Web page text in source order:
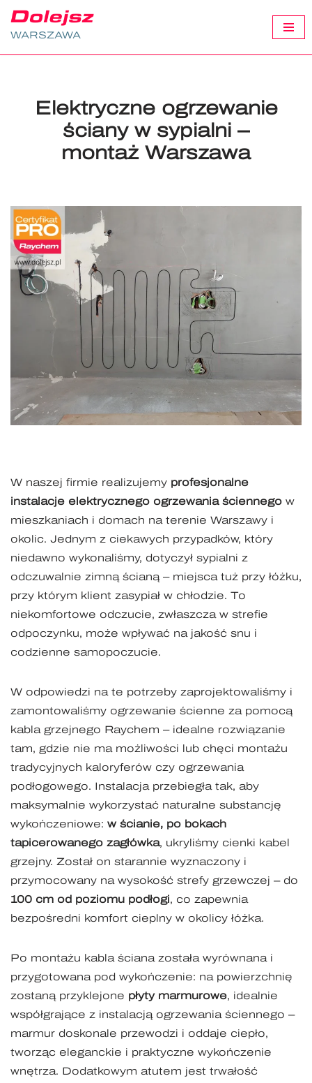
Przejdź
do
WARSZAWA
Elektryczne ogrzewanie
ściany w sypialni –
montaż Warszawa
W naszej firmie realizujemy profesjonalne
instalacje elektrycznego ogrzewania ściennego w
mieszkaniach i domach na terenie Warszawy i
okolic. Jednym z ciekawych przypadków, który
niedawno wykonaliśmy, dotyczył sypialni z
odczuwalnie zimną ścianą – miejsca tuż przy łóżku,
przy którym klient zasypiał w chłodzie. To
niekomfortowe odczucie, zwłaszcza w strefie
odpoczynku, może wpływać na jakość snu i
codzienne samopoczucie.
W odpowiedzi na te potrzeby zaprojektowaliśmy i
zamontowaliśmy ogrzewanie ścienne za pomocą
kabla grzejnego Raychem – idealne rozwiązanie
tam, gdzie nie ma możliwości lub chęci montażu
tradycyjnych kaloryferów czy ogrzewania
podłogowego. Instalacja przebiegła tak, aby
maksymalnie wykorzystać naturalne substancję
wykończeniowe: w ścianie, po bokach
tapicerowanego zagłówka, ukryliśmy cienki kabel
grzejny. Został on starannie wyznaczony i
przymocowany na wysokość strefy grzewczej – do
100 cm od poziomu podłogi, co zapewnia
bezpośredni komfort cieplny w okolicy łóżka.
Po montażu kabla ściana została wyrównana i
przygotowana pod wykończenie: na powierzchnię
zostaną przyklejone płyty marmurowe, idealnie
współgrające z instalacją ogrzewania ściennego –
marmur doskonale przewodzi i oddaje ciepło,
tworząc eleganckie i praktyczne wykończenie
wnętrza. Dodatkowym atutem jest trwałość